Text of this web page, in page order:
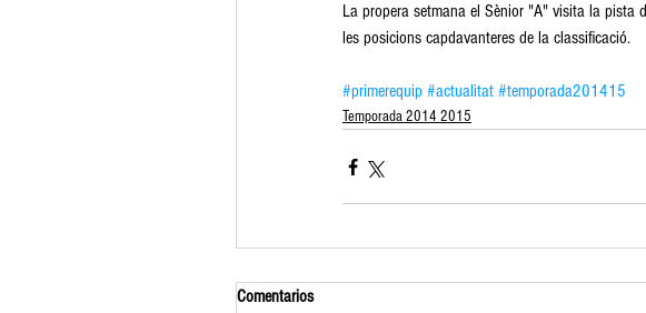
La propera setmana el Sènior "A" visita la pista
les posicions capdavanteres de la classificació.
#primerequip #actualitat #temporada201415
Temporada 2014 2015
Comentarios